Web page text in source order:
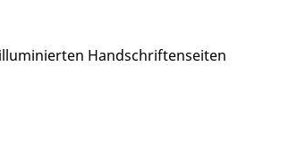
Handschriftenseiten